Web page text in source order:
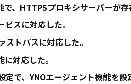
、HTTPSプロキシサーバーが
ビスに対応した。
トパスに対応した。
対応した。
で、YNOエージェント機能を設